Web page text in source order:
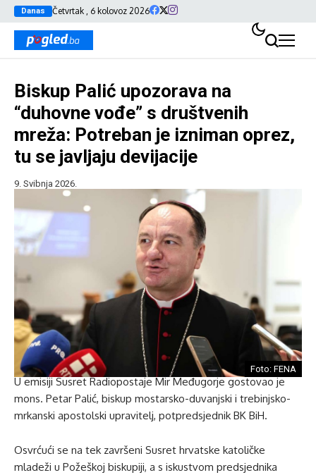
Danas Četvrtak , 6 kolovoz 2026
Biskup Palić upozorava na
“duhovne vođe” s društvenih
mreža: Potreban je izniman oprez,
tu se javljaju devijacije
9. Svibnja 2026.
Foto: FENA
U emisiji Susret Radiopostaje Mir Međugorje gostovao je
mons. Petar Palić, biskup mostarsko-duvanjski i trebinjsko-
mrkanski apostolski upravitelj, potpredsjednik BK BiH.
Osvrćući se na tek završeni Susret hrvatske katoličke
mladeži u Požeškoj biskupiji, a s iskustvom predsjednika